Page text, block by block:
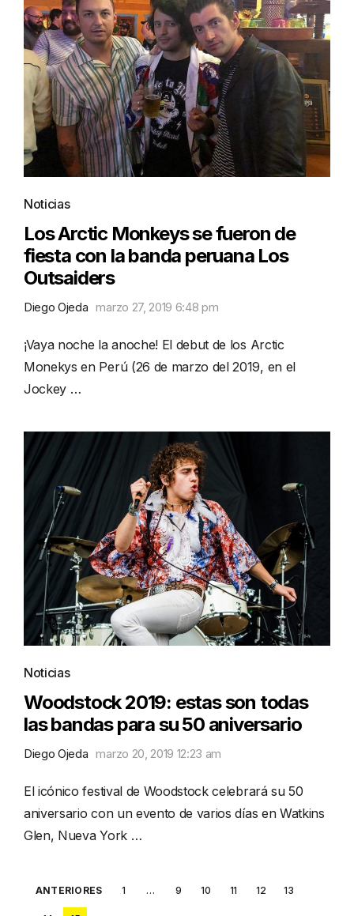
Noticias
Los Arctic Monkeys se fueron de
fiesta con la banda peruana Los
Outsaiders
Diego Ojeda marzo 27, 2019 6:48 pm
¡Vaya noche la anoche! El debut de los Arctic
Monekys en Perú (26 de marzo del 2019, en el
Jockey …
Noticias
Woodstock 2019: estas son todas
las bandas para su 50 aniversario
Diego Ojeda marzo 20, 2019 12:23 am
El icónico festival de Woodstock celebrará su 50
aniversario con un evento de varios días en Watkins
Glen, Nueva York …
Posts
ANTERIORES 1 … 9 10 11 12 13